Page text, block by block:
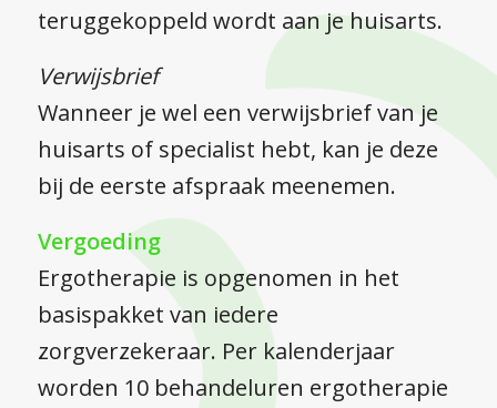
teruggekoppeld wordt aan je huisarts.
Verwijsbrief
Wanneer je wel een verwijsbrief van je
huisarts of specialist hebt, kan je deze
bij de eerste afspraak meenemen.
Vergoeding
Ergotherapie is opgenomen in het
basispakket van iedere
zorgverzekeraar. Per kalenderjaar
worden 10 behandeluren ergotherapie